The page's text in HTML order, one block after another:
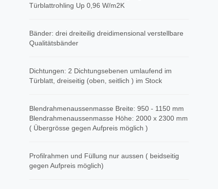
Türblattrohling Up 0,96 W/m2K
Bänder: drei dreiteilig dreidimensional verstellbare
Qualitätsbänder
Dichtungen: 2 Dichtungsebenen umlaufend im
Türblatt, dreiseitig (oben, seitlich ) im Stock
Blendrahmenaussenmasse Breite: 950 - 1150 mm
Blendrahmenaussenmasse Höhe: 2000 x 2300 mm
( Übergrösse gegen Aufpreis möglich )
Profilrahmen und Füllung nur aussen ( beidseitig
gegen Aufpreis möglich)